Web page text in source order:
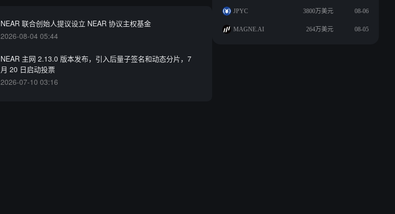
NEAR 联合创始人提议设立 NEAR 协议主权基金
2026-08-04 05:44
NEAR 主网 2.13.0 版本发布，引入后量子签名和动态分片，7
月 20 日启动投票
2026-07-10 03:16
JPYC 3800万美元 08-06
MAGNE.AI 264万美元 08-05